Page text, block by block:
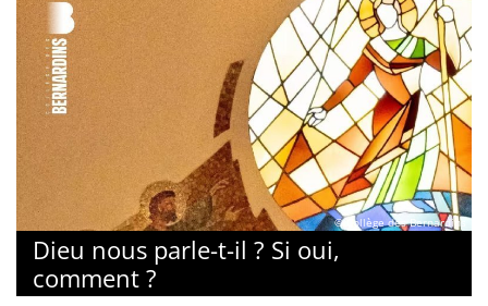
© Collège des Bernardins
Dieu nous parle-t-il ? Si oui,
comment ?